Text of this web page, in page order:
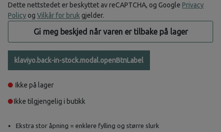
Dette nettstedet er beskyttet av reCAPTCHA, og Google Privacy
Policy og Vilkår for bruk gjelder.
Gi meg beskjed når varen er tilbake på lager
klaviyo.back-in-stock.modal.openBtnLabel
Ikke på lager
Ikke tilgjengelig i butikk
Ekstra stor åpning = enklere fylling og større slurk